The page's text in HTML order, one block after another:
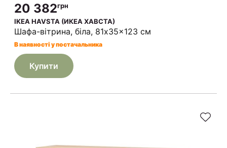
20 382грн
IKEA HAVSTA (ИКЕА ХАВСТА)
Шафа-вітрина, біла, 81x35x123 см
В наявності у постачальника
Купити